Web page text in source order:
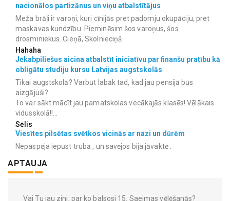
nacionālos partizānus un viņu atbalstītājus
Meža brāļi ir varoņi, kuri cīnijās pret padomju okupāciju, pret
maskavas kundzību. Pieminēsim šos varoņus, šos
drosminiekus. Cieņā, Skolnieciņš
Hahaha
Jēkabpiliešus aicina atbalstīt iniciatīvu par finanšu pratību kā
obligātu studiju kursu Latvijas augstskolās
Tikai augstskolā? Varbūt labāk tad, kad jau pensijā būs
aizgājuši?
To var sākt mācīt jau pamatskolas vecākajās klasēs! Vēlākais
vidusskolā!!...
Sēlis
Viesītes pilsētas svētkos vicinās ar nazi un dūrēm
Nepaspēja iepūst trubā , un savējos bija jāvaktē .
APTAUJA
Vai Tu jau zini, par ko balsosi 15. Saeimas vēlēšanās?